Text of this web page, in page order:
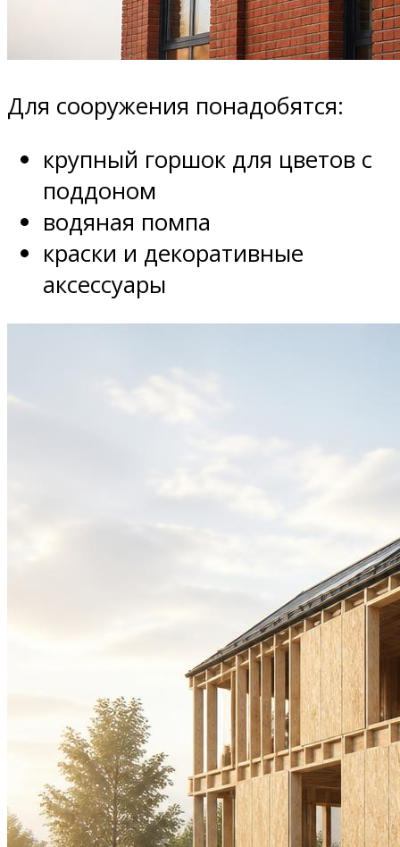
Для сооружения понадобятся:
крупный горшок для цветов с
поддоном
водяная помпа
краски и декоративные
аксессуары